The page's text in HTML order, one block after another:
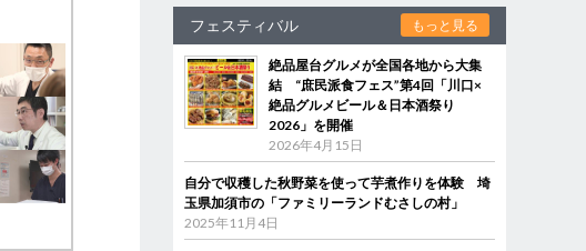
フェスティバル もっと見る
絶品屋台グルメが全国各地から大集
結 “庶民派食フェス”第4回「川口×
絶品グルメビール＆日本酒祭り
2026」を開催
2026年4月15日
自分で収穫した秋野菜を使って芋煮作りを体験 埼
玉県加須市の「ファミリーランドむさしの村」
2025年11月4日